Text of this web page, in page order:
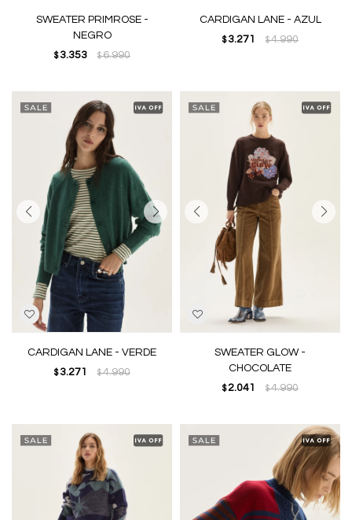
SWEATER PRIMROSE -
NEGRO
$ 3.353 $6.990
CARDIGAN LANE - AZUL
$ 3.271 $4.990
CARDIGAN LANE - VERDE
$ 3.271 $4.990
SWEATER GLOW -
CHOCOLATE
$ 2.041 $4.990